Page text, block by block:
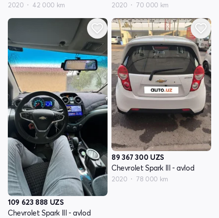
2020 42 000 km 2020 70 000 km
109 623 888 UZS
Chevrolet Spark III - avlod
89 367 300 UZS
Chevrolet Spark III - avlod
2020 78 000 km